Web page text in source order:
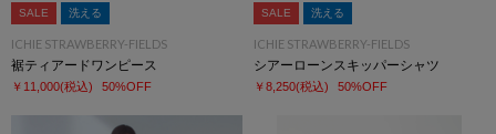
SALE 洗える
ICHIE STRAWBERRY-FIELDS
裾ティアードワンピース
￥11,000(税込) 50%OFF
SALE 洗える
ICHIE STRAWBERRY-FIELDS
シアーローンスキッパーシャツ
￥8,250(税込) 50%OFF